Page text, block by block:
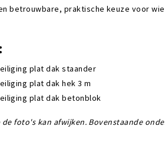
betrouwbare, praktische keuze voor
plat dak staander
plat dak hek 3 m
plat dak betonblok
foto's kan afwijken. Bovenstaande